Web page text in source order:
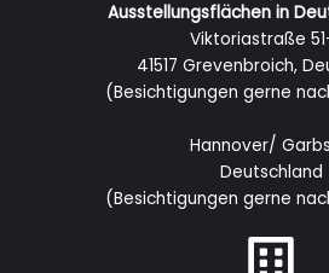
Ausstellungsflächen in
Viktoriastraße
41517 Grevenbroich,
(Besichtigungen gerne
Hannover/
Deutschland
(Besichtigungen gerne